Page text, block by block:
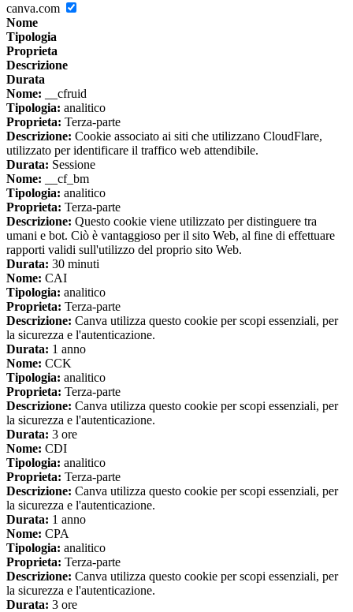
canva.com
Nome
Tipologia
Proprieta
Descrizione
Durata
Nome: __cfruid
Tipologia: analitico
Proprieta: Terza-parte
Descrizione: Cookie associato ai siti che utilizzano CloudFlare,
utilizzato per identificare il traffico web attendibile.
Durata: Sessione
Nome: __cf_bm
Tipologia: analitico
Proprieta: Terza-parte
Descrizione: Questo cookie viene utilizzato per distinguere tra
umani e bot. Ciò è vantaggioso per il sito Web, al fine di effettuare
rapporti validi sull'utilizzo del proprio sito Web.
Durata: 30 minuti
Nome: CAI
Tipologia: analitico
Proprieta: Terza-parte
Descrizione: Canva utilizza questo cookie per scopi essenziali, per
la sicurezza e l'autenticazione.
Durata: 1 anno
Nome: CCK
Tipologia: analitico
Proprieta: Terza-parte
Descrizione: Canva utilizza questo cookie per scopi essenziali, per
la sicurezza e l'autenticazione.
Durata: 3 ore
Nome: CDI
Tipologia: analitico
Proprieta: Terza-parte
Descrizione: Canva utilizza questo cookie per scopi essenziali, per
la sicurezza e l'autenticazione.
Durata: 1 anno
Nome: CPA
Tipologia: analitico
Proprieta: Terza-parte
Descrizione: Canva utilizza questo cookie per scopi essenziali, per
la sicurezza e l'autenticazione.
Durata: 3 ore